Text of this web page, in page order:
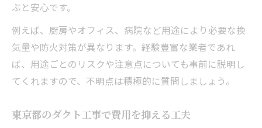
ぶと安心です。
例えば、厨房やオフィス、病院など用途により必要な換
気量や防火対策が異なります。経験豊富な業者であれ
ば、用途ごとのリスクや注意点についても事前に説明し
てくれますので、不明点は積極的に質問しましょう。
東京都のダクト工事で費用を抑える工夫